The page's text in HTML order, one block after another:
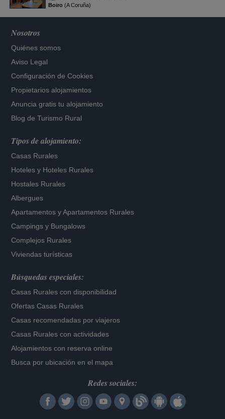
Boiro(A Coruña)
Nosotros
Quiénes somos
Aviso Legal
Configuración de Cookies
Propietarios alojamientos
Anuncia gratis tu alojamiento
Blog de Turismo Rural
Tipos de alojamiento:
Casas Rurales
Hoteles y Hoteles Rurales
Hostales Rurales
Albergues
Apartamentos yApartamentos Rurales
Campings y Bungalows
Complejos Rurales
Viviendas turísticas
Búsquedas especiales:
Casas Rurales con disponibilidad
Ofertas Casas Rurales
Casas recomendadas por viajeros
Casas Rurales con actividades
Alojamientos con reserva online
Busca por ubicación en el mapa
Redes sociales: